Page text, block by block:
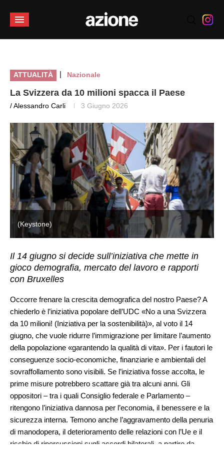
ATTUALITÀ | Nazionale
La Svizzera da 10 milioni spacca il Paese
/ Alessandro Carli 3 Giugno 2026
(Keystone)
Il 14 giugno si decide sull’iniziativa che mette in
gioco demografia, mercato del lavoro e rapporti
con Bruxelles
Occorre frenare la crescita demografica del nostro Paese? A
chiederlo è l’iniziativa popolare dell’UDC «No a una Svizzera
da 10 milioni! (Iniziativa per la sostenibilità)», al voto il 14
giugno, che vuole ridurre l’immigrazione per limitare l’aumento
della popolazione «garantendo la qualità di vita». Per i fautori le
conseguenze socio-economiche, finanziarie e ambientali del
sovraffollamento sono visibili. Se l’iniziativa fosse accolta, le
prime misure potrebbero scattare già tra alcuni anni. Gli
oppositori – tra i quali Consiglio federale e Parlamento –
ritengono l’iniziativa dannosa per l’economia, il benessere e la
sicurezza interna. Temono anche l’aggravamento della penuria
di manodopera, il deterioramento delle relazioni con l’Ue e il
rischio di ripercussioni sugli accordi bilaterali, a partire da